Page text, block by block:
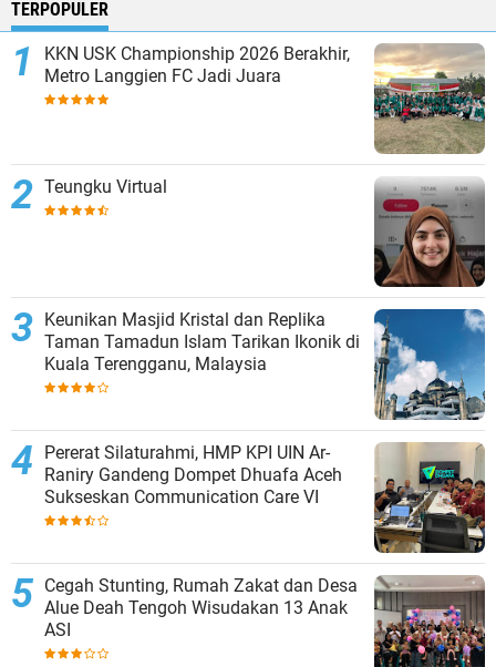
TERPOPULER
KKN USK Championship 2026 Berakhir,
Metro Langgien FC Jadi Juara
Teungku Virtual
Keunikan Masjid Kristal dan Replika
Taman Tamadun Islam Tarikan Ikonik di
Kuala Terengganu, Malaysia
Pererat Silaturahmi, HMP KPI UIN Ar-
Raniry Gandeng Dompet Dhuafa Aceh
Sukseskan Communication Care VI
Cegah Stunting, Rumah Zakat dan Desa
Alue Deah Tengoh Wisudakan 13 Anak
ASI